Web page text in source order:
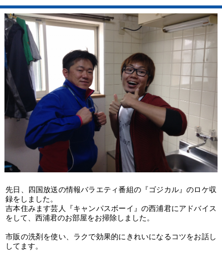
先日、四国放送の情報バラエティ番組の『ゴジカル』のロケ収
録をしました。
吉本住みます芸人『キャンパスボーイ』の西浦君にアドバイス
をして、西浦君のお部屋をお掃除しました。
市販の洗剤を使い、ラクで効果的にきれいになるコツをお話し
してます。